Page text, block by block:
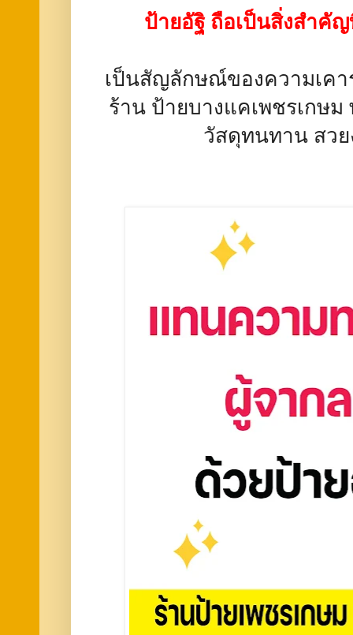
ป้ายอัฐิ ถือเป็นสิ่งสำคั
เป็นสัญลักษณ์ของความเค
ร้าน ป้ายบางแคเพชรเกษ
วัสดุทนทาน สว